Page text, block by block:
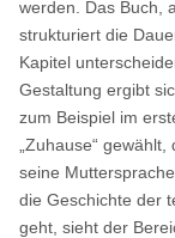
werden. Das Buch,
strukturiert die
Kapitel
Gestaltung ergibt
zum Beispiel im
„Zuhause“
seine
die Geschichte der
geht, sieht der